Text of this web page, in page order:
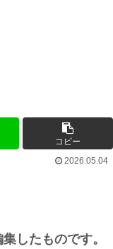
コピー
2026.05.04
したものです。